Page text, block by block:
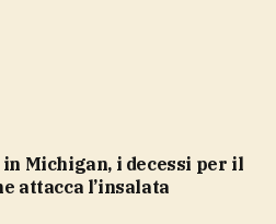
attacca l’insalata